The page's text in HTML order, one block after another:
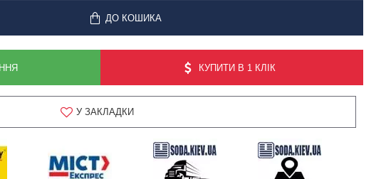
ДО КОШИКА
КУПИТИ В 1 КЛІК
У ЗАКЛАДКИ